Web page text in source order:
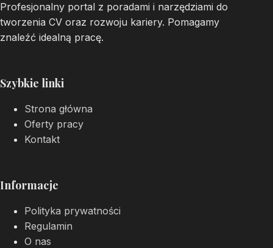
Profesjonalny portal z poradami i narzędziami do
tworzenia CV oraz rozwoju kariery. Pomagamy
znaleźć idealną pracę.
Szybkie linki
Strona główna
Oferty pracy
Kontakt
Informacje
Polityka prywatności
Regulamin
O nas